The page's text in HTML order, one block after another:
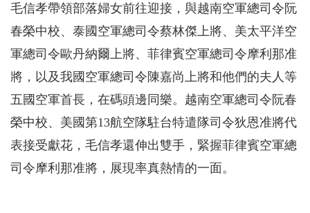
毛信孝帶領部落婦女前往迎接，與越南空軍總司令阮
春榮中校、泰國空軍總司令蔡林傑上將、美太平洋空
軍總司令歐丹納爾上將、菲律賓空軍總司令摩利那准
將，以及我國空軍總司令陳嘉尚上將和他們的夫人等
五國空軍首長，在碼頭邊同樂。越南空軍總司令阮春
榮中校、美國第13航空隊駐台特遣隊司令狄恩准將代
表接受獻花，毛信孝還伸出雙手，緊握菲律賓空軍總
司令摩利那准將，展現率真熱情的一面。